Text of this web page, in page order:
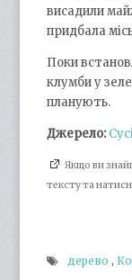
висадили
придбала
Поки
клумби у
планують.
Джерело:
Якщо ви
тексту та
дерево ,